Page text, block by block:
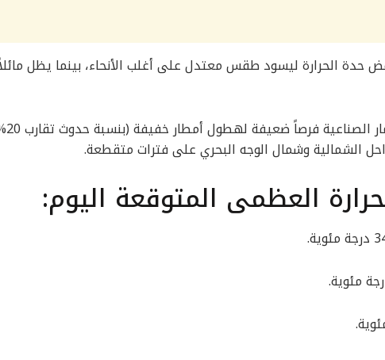
حدة الحرارة ليسود طقس معتدل على أغلب الأنحاء، بينما يظل
الشمالية وشمال الوجه البحري على فترات متقطعة.
العظمى المتوقعة اليوم: